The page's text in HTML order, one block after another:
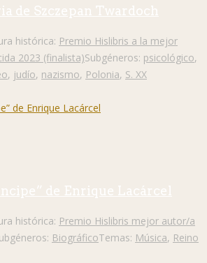
de Szczepan Twardoch
histórica: Premio Hislibris a la mejor
2023 (finalista)Subgéneros: psicológico,
, judío, nazismo, Polonia, S. XX
de Enrique Lacárcel
histórica: Premio Hislibris mejor autor/a
BiográficoTemas: Música, Reino